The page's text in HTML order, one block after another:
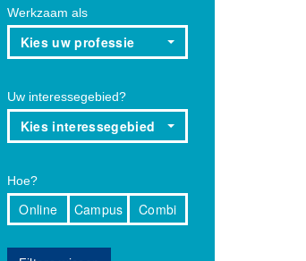
Werkzaam als
Kies uw professie
Uw interessegebied?
Kies interessegebied
Hoe?
Online Campus Combi